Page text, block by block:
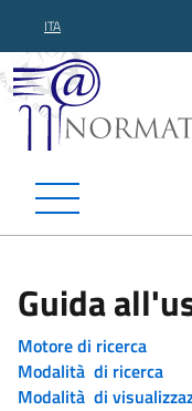
ITA
Guida
Motore di ricerca
Modalità di ricerca
Modalità di